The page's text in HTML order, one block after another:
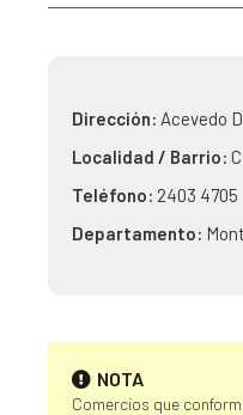
Dirección: Acevedo
Localidad / Barrio:
Teléfono: 2403 4705
Departamento:
NOTA
Comercios que